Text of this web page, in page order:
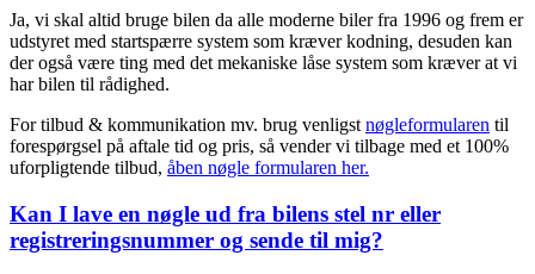
Ja, vi skal altid bruge bilen da alle moderne biler fra 1996 og frem er
udstyret med startspærre system som kræver kodning, desuden kan
der også være ting med det mekaniske låse system som kræver at vi
har bilen til rådighed.
For tilbud & kommunikation mv. brug venligst nøgleformularen til
forespørgsel på aftale tid og pris, så vender vi tilbage med et 100%
uforpligtende tilbud, åben nøgle formularen her.
Kan I lave en nøgle ud fra bilens stel nr eller
registreringsnummer og sende til mig?